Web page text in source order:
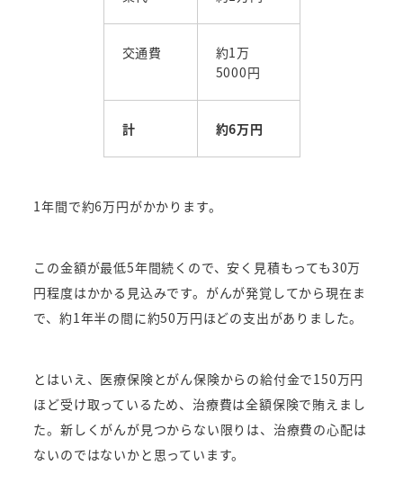
交通費
約1万
5000円
計 約6万円
1年間で約6万円がかかります。
この金額が最低5年間続くので、安く見積もっても30万
円程度はかかる見込みです。 がんが発覚してから現在ま
で、約1年半の間に約50万円ほどの支出がありました。
とはいえ、医療保険とがん保険からの給付金で150万円
ほど受け取っているため、治療費は全額保険で賄えまし
た。新しくがんが見つからない限りは、治療費の心配は
ないのではないかと思っています。